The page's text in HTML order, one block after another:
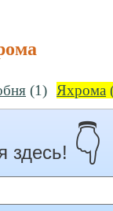
(1) Яхрома
здесь! 👇